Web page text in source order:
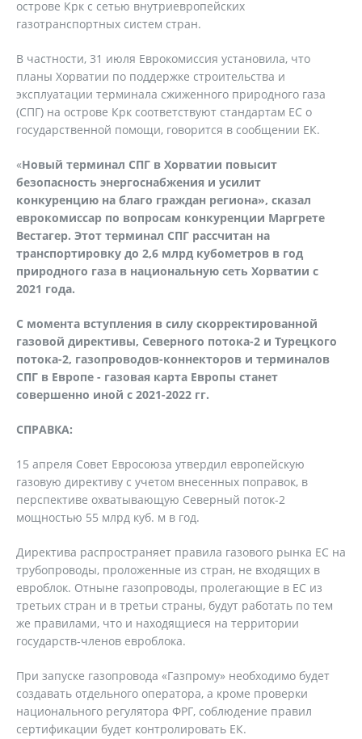
острове Крк с сетью внутриевропейских
газотранспортных систем стран.
В частности, 31 июля Еврокомиссия установила, что
планы Хорватии по поддержке строительства и
эксплуатации терминала сжиженного природного газа
(СПГ) на острове Крк соответствуют стандартам ЕС о
государственной помощи, говорится в сообщении ЕК.
«Новый терминал СПГ в Хорватии повысит
безопасность энергоснабжения и усилит
конкуренцию на благо граждан региона», сказал
еврокомиссар по вопросам конкуренции Маргрете
Вестагер. Этот терминал СПГ рассчитан на
транспортировку до 2,6 млрд кубометров в год
природного газа в национальную сеть Хорватии с
2021 года.
С момента вступления в силу скорректированной
газовой директивы, Северного потока-2 и Турецкого
потока-2, газопроводов-коннекторов и терминалов
СПГ в Европе - газовая карта Европы станет
совершенно иной с 2021-2022 гг.
СПРАВКА:
15 апреля Совет Евросоюза утвердил европейскую
газовую директиву с учетом внесенных поправок, в
перспективе охватывающую Северный поток-2
мощностью 55 млрд куб. м в год.
Директива распространяет правила газового рынка ЕС на
трубопроводы, проложенные из стран, не входящих в
евроблок. Отныне газопроводы, пролегающие в ЕС из
третьих стран и в третьи страны, будут работать по тем
же правилами, что и находящиеся на территории
государств-членов евроблока.
При запуске газопровода «Газпрому» необходимо будет
создавать отдельного оператора, а кроме проверки
национального регулятора ФРГ, соблюдение правил
сертификации будет контролировать ЕК.